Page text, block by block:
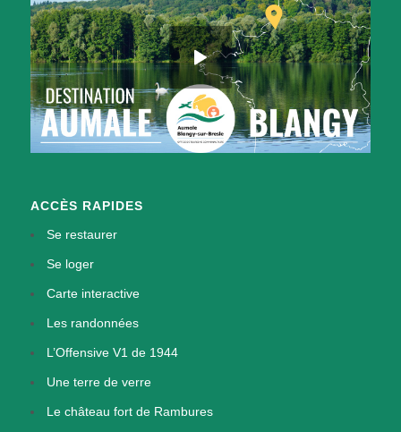
ACCÈS RAPIDES
Se restaurer
Se loger
Carte interactive
Les randonnées
L’Offensive V1 de 1944
Une terre de verre
Le château fort de Rambures